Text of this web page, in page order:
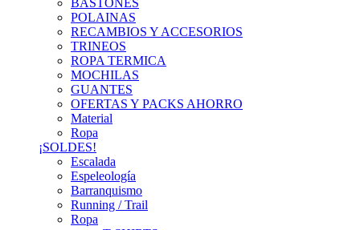
BASTONES
POLAINAS
RECAMBIOS Y ACCESORIOS
TRINEOS
ROPA TERMICA
MOCHILAS
GUANTES
OFERTAS Y PACKS AHORRO
Material
Ropa
¡SOLDES!
Escalada
Espeleología
Barranquismo
Running / Trail
Ropa